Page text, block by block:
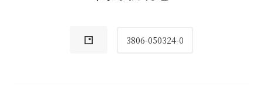
3806-050324-0